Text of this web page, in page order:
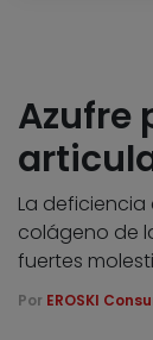
Azufre
La
colágeno de
fuertes
Por EROSKI